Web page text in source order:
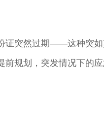
证突然过期——这种突
规划，突发情况下的应